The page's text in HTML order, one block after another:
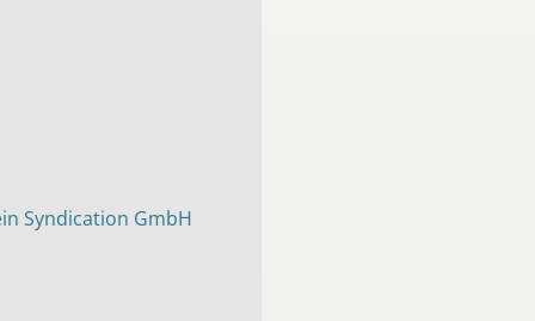
Syndication GmbH